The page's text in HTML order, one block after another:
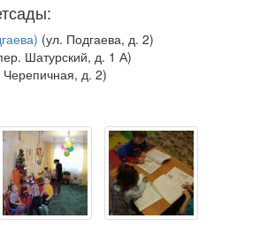
(ул. Подгаева, д. 2)
Шатурский, д. 1 А)
Черепичная, д. 2)